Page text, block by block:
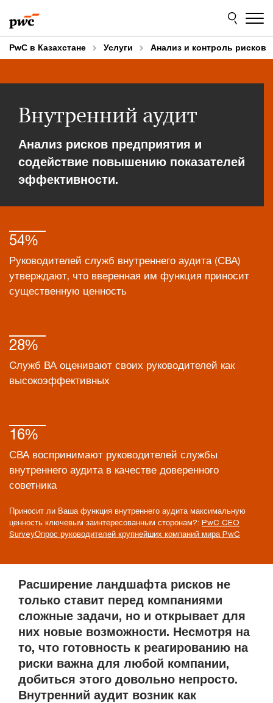
to
content
to
footer
PwC в Казахстане Услуги Анализ и контроль рисков
Внутренний аудит
Анализ рисков предприятия и
содействие повышению показателей
эффективности.
54%
Руководителей служб внутреннего аудита (СВА)
утверждают, что вверенная им функция приносит
существенную ценность
28%
Cлужб ВА оценивают своих руководителей как
высокоэффективных
16%
СВА воспринимают руководителей службы
внутреннего аудита в качестве доверенного
советника
Приносит ли Ваша функция внутреннего аудита максимальную
ценность ключевым заинтересованным сторонам?: PwC CEO
SurveyОпрос руководителей крупнейших компаний мира PwC
Расширение ландшафта рисков не
только ставит перед компаниями
сложные задачи, но и открывает для
них новые возможности. Несмотря на
то, что готовность к реагированию на
риски важна для любой компании,
добиться этого довольно непросто.
Внутренний аудит возник как